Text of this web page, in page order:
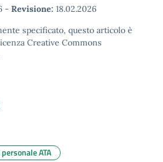
- Revisione: 18.02.2026
specificato, questo articolo è
Creative Commons
ATA